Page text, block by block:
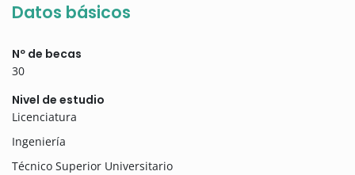
Datos básicos
Nº de becas
30
Nivel de estudio
Licenciatura
Ingeniería
Técnico Superior Universitario